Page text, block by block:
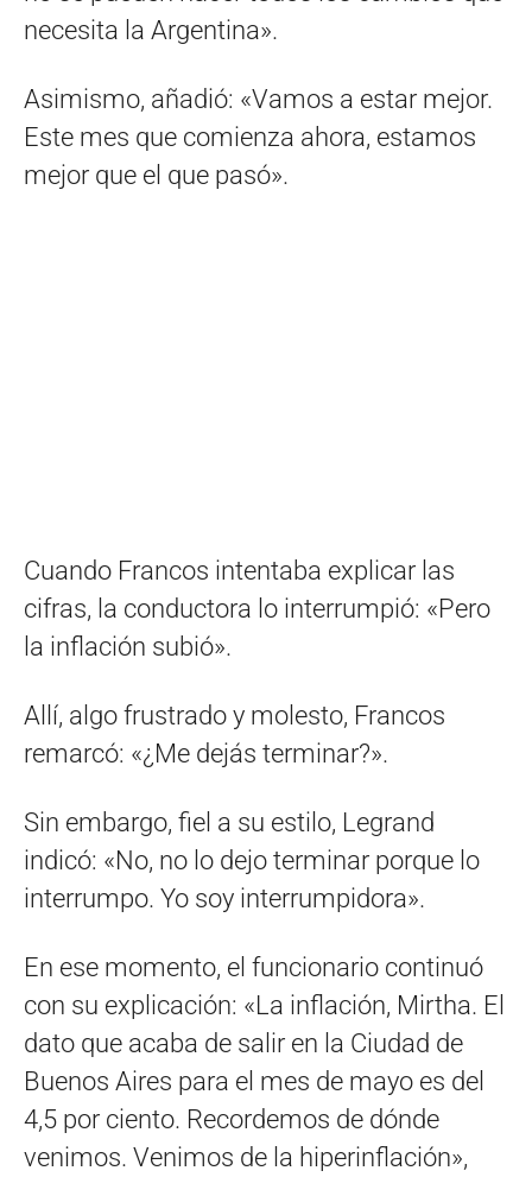
necesita la Argentina».
Asimismo, añadió: «Vamos a estar mejor.
Este mes que comienza ahora, estamos
mejor que el que pasó».
Cuando Francos intentaba explicar las
cifras, la conductora lo interrumpió: «Pero
la inflación subió».
Allí, algo frustrado y molesto, Francos
remarcó: «¿Me dejás terminar?».
Sin embargo, fiel a su estilo, Legrand
indicó: «No, no lo dejo terminar porque lo
interrumpo. Yo soy interrumpidora».
En ese momento, el funcionario continuó
con su explicación: «La inflación, Mirtha. El
dato que acaba de salir en la Ciudad de
Buenos Aires para el mes de mayo es del
4,5 por ciento. Recordemos de dónde
venimos. Venimos de la hiperinflación»,